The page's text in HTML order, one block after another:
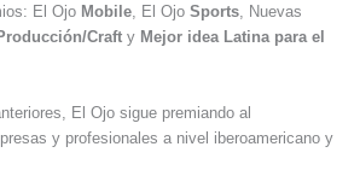
El Ojo Mobile, El Ojo Sports, Nuevas
Craft y Mejor idea Latina para el
El Ojo sigue premiando al
y profesionales a nivel iberoamericano y